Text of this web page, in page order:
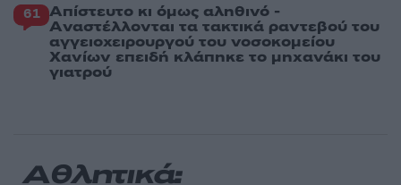
61 Απίστευτο κι όμως αληθινό -
Aναστέλλονται τα τακτικά ραντεβού του
αγγειοχειρουργού του νοσοκομείου
Χανίων επειδή κλάπηκε το μηχανάκι του
γιατρού
Αθλητικά: